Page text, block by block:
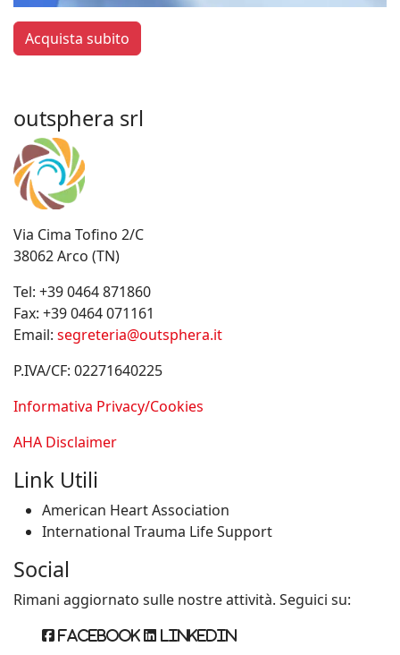
Acquista subito
outsphera srl
Via Cima Tofino 2/C
38062 Arco (TN)
Tel: +39 0464 871860
Fax: +39 0464 071161
Email: segreteria@outsphera.it
P.IVA/CF: 02271640225
Informativa Privacy/Cookies
AHA Disclaimer
Link Utili
American Heart Association
International Trauma Life Support
Social
Rimani aggiornato sulle nostre attività. Seguici su:
Facebook Linkedin